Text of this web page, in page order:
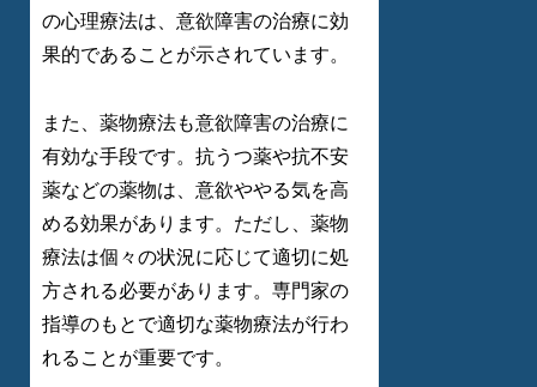
の心理療法は、意欲障害の治療に効
果的であることが示されています。
また、薬物療法も意欲障害の治療に
有効な手段です。抗うつ薬や抗不安
薬などの薬物は、意欲ややる気を高
める効果があります。ただし、薬物
療法は個々の状況に応じて適切に処
方される必要があります。専門家の
指導のもとで適切な薬物療法が行わ
れることが重要です。